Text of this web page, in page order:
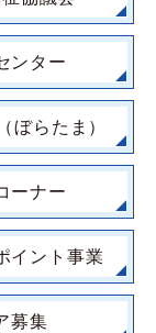
ンター
ぼらたま）
ーナー
イント事業
募集